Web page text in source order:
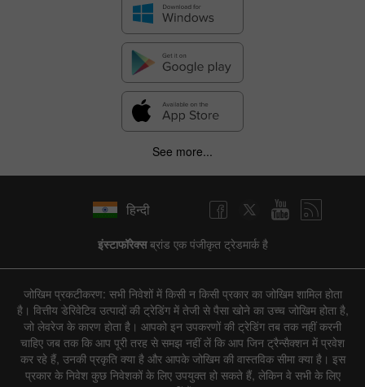
See more...
हिन्दी
इंस्टाफॉरेक्सब्रांड एक पंजीकृत ट्रेडमार्क है
जोखिम प्रकटीकरण: सभी निवेशों में किसी न किसी प्रकार का जोखिम शामिल होता
है। वित्तीय डेरिवेटिव उत्पादों की ट्रेडिंग में तेजी से पैसा खोने का उच्च जोखिम होता है,
जो लेवरेज के कारण होता है। आपको इन उपकरणों की ट्रेडिंग तब तक नहीं करनी
चाहिए जब तक कि आप पूरी तरह से समझ नहीं लें कि आप जिन ट्रैन्सैक्शन में प्रवेश
कर रहे हैं, उनकी प्रकृति क्या है और आपके जोखिम की वास्तविक सीमा क्या है। इस
प्रकार के निवेश कुछ निवेशकों के लिए उपयुक्त हो सकते हैं, लेकिन वे सभी के लिए